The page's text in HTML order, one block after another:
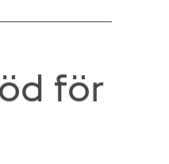
för